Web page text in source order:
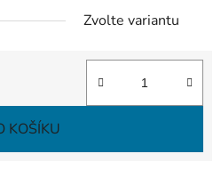
Zvolte variantu
KOŠÍKU